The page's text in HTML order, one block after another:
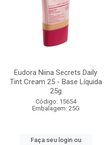
Eudora Niina Secrets Daily
Tint Cream 25 - Base Líquida
25g
Código: 15654
Embalagem: 25G
Faça seu login ou